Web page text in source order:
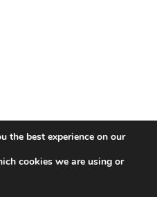
the best experience on our
cookies we are using or